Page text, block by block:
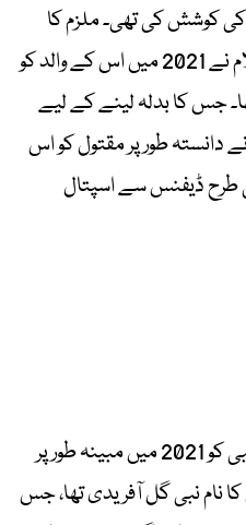
کوشش کی تھی۔ ملزم کا
الزام ہے کہ خواجہ شمس الاسلام نے 2021 میں اس کے والد کو
جس کا بدلہ لینے کے لیے
دانستہ طور پر مقتول کو اس
طرح ڈیفنس سے اسپتال
یاد رہے کہ پولیس اہلکار غلام نبی کو 2021 میں مبینہ طور پر
کا نام نبی گل آفریدی تھا، جس